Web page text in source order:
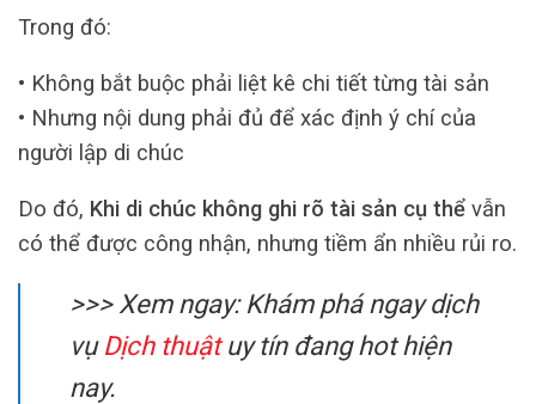
Trong đó:
• Không bắt buộc phải liệt kê chi tiết từng tài sản
• Nhưng nội dung phải đủ để xác định ý chí của
người lập di chúc
Do đó, Khi di chúc không ghi rõ tài sản cụ thể vẫn
có thể được công nhận, nhưng tiềm ẩn nhiều rủi ro.
>>> Xem ngay: Khám phá ngay dịch
vụ Dịch thuậtuy tín đang hot hiện
nay.